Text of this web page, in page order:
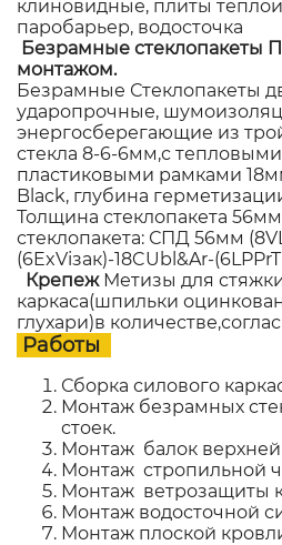
клиновидные, плиты
паробарьер, водосточка
Безрамные стеклопакеты
монтажом.
Безрамные Стеклопакеты
ударопрочные,
энергосберегающие из
стекла 8-6-6мм,с тепловыми
пластиковыми рамками
Black, глубина
Толщина стеклопакета
стеклопакета: СПД 56мм
(6ExViзак)-18CUbl&Ar-
Крепеж Метизы для
каркаса(шпильки
глухари)в
Работы
Сборка силового
Монтаж безрамных
стоек.
Монтаж балок верхней
Монтаж стропильной
Монтаж ветрозащиты
Монтаж водосточной
Монтаж плоской